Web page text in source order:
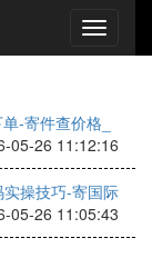
-寄件查价格_
05-26 11:12:16
操技巧-寄国际
05-26 11:05:43